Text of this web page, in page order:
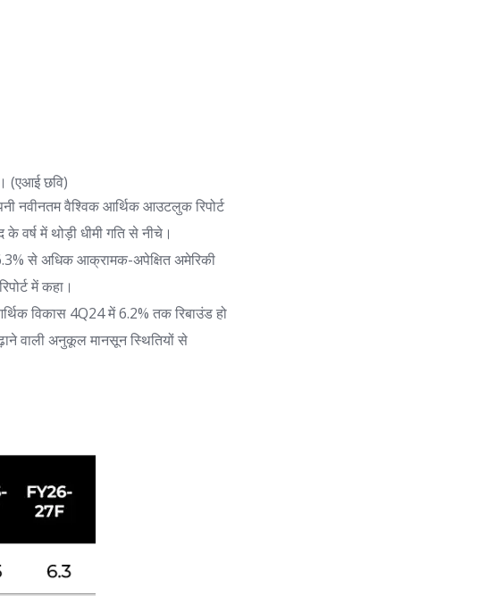
(एआई छवि)
नवीनतम वैश्विक आर्थिक आउटलुक रिपोर्ट
वर्ष में थोड़ी धीमी गति से नीचे।
6.3% से अधिक आक्रामक-अपेक्षित अमेरिकी
में कहा।
विकास 4Q24 में 6.2% तक रिबाउंड हो
वाली अनुकूल मानसून स्थितियों से